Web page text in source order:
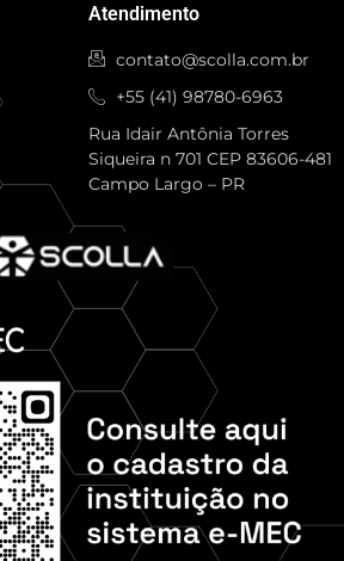
Atendimento
contato@scolla.com.br
+55 (41) 98780-6963
Rua Idair Antônia Torres
Siqueira n 701 CEP 83606-481
Campo Largo – PR